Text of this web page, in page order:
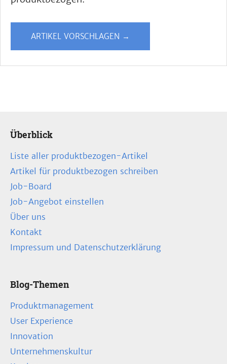
ARTIKEL VORSCHLAGEN →
Überblick
Liste aller produktbezogen-Artikel
Artikel für produktbezogen schreiben
Job-Board
Job-Angebot einstellen
Über uns
Kontakt
Impressum und Datenschutzerklärung
Blog-Themen
Produktmanagement
User Experience
Innovation
Unternehmenskultur